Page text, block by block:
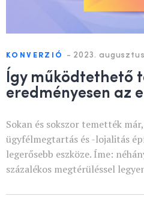
KONVERZIÓ - 2023.
Így működtethető
eredményesen az
Sokan és sokszor temették
ügyfélmegtartás és -lojalitás
legerősebb eszköze. Íme:
százalékos megtérüléssel